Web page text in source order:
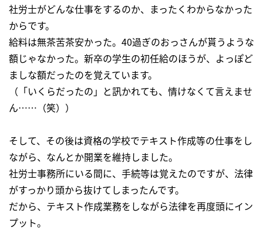
社労士がどんな仕事をするのか、まったくわからなかった
からです。
給料は無茶苦茶安かった。40過ぎのおっさんが貰うような
額じゃなかった。新卒の学生の初任給のほうが、よっぽど
ましな額だったのを覚えています。
（「いくらだったの」と訊かれても、情けなくて言えませ
ん……（笑））
そして、その後は資格の学校でテキスト作成等の仕事をし
ながら、なんとか開業を維持しました。
社労士事務所にいる間に、手続等は覚えたのですが、法律
がすっかり頭から抜けてしまったんです。
だから、テキスト作成業務をしながら法律を再度頭にイン
プット。